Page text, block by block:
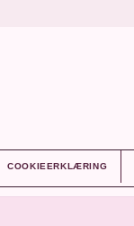
COOKIEERKLÆRING